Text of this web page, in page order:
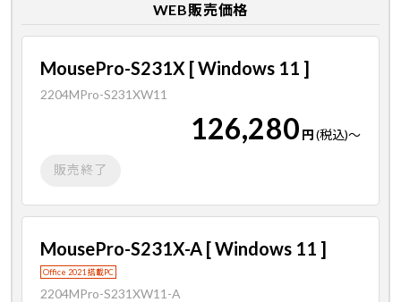
WEB販売価格
MousePro-S231X [ Windows 11 ]
2204MPro-S231XW11
126,280 円(税込)～
販売終了
MousePro-S231X-A [ Windows 11 ]
Office 2021 搭載PC
2204MPro-S231XW11-A